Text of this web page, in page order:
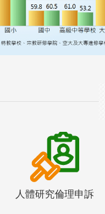
人體研究倫理申訴